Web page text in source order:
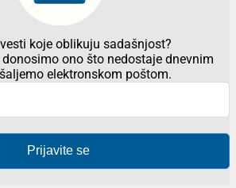
koje oblikuju sadašnjost?
ono što nedostaje dnevnim
elektronskom poštom.
Prijavite se